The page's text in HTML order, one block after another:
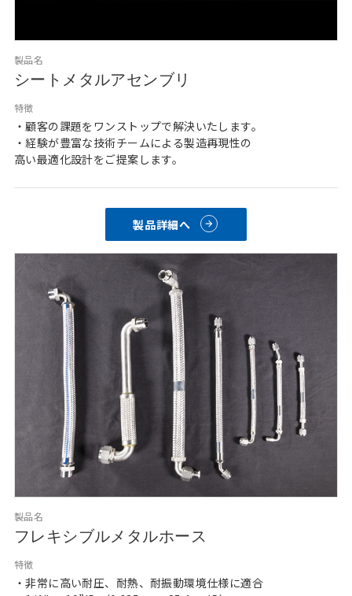
製品名
シートメタルアセンブリ
特徴
・顧客の課題をワンストップで解決いたします。
・経験が豊富な技術チームによる製造再現性の
高い最適化設計をご提案します。
製品名
フレキシブルメタルホース
特徴
・非常に高い耐圧、耐熱、耐振動環境仕様に適合
製品詳細へ